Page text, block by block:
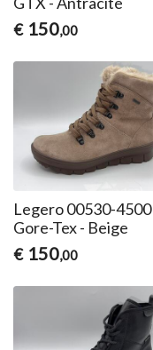
€ 150,00
Legero 00530-4500
Gore-Tex - Beige
€ 150,00